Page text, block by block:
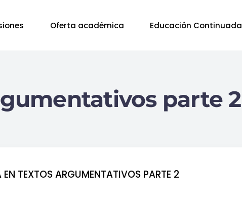
Oferta académica Educación Continuada
parte 2
EN TEXTOS ARGUMENTATIVOS PARTE 2